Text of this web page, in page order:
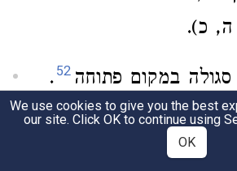
כ).
סגולה במקום פתוחה 52
.
, גם ההר נחרד, כמו
שופטים ה, ה
We use cookies to give you the best
our site. Click OK to continue using
OK